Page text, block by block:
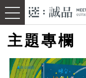
主題專欄